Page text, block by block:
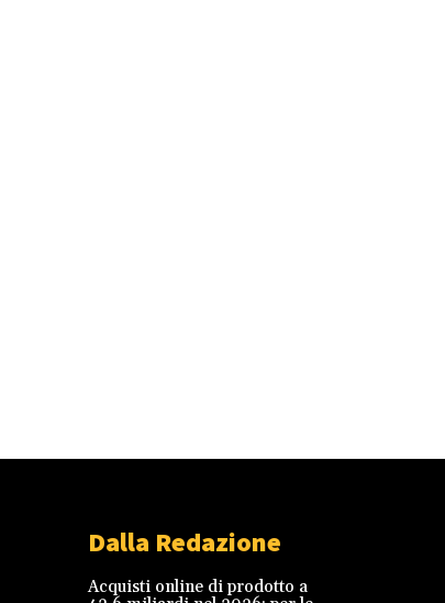
Dalla Redazione
Acquisti online di prodotto a